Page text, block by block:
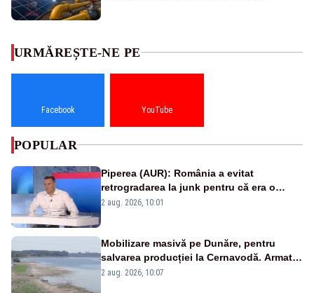
URMĂREȘTE-NE PE
Facebook YouTube
POPULAR
Piperea (AUR): România a evitat
retrogradarea la junk pentru că era o
catastrofă pentru bănci și fondurile de
2 aug. 2026, 10:01
Mobilizare masivă pe Dunăre, pentru
salvarea producției la Cernavodă. Armata
va detona o stâncă și va devia apa
2 aug. 2026, 10:07